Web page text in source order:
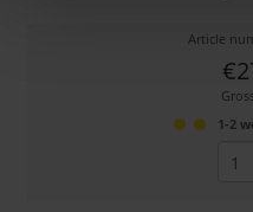
Article
1-2